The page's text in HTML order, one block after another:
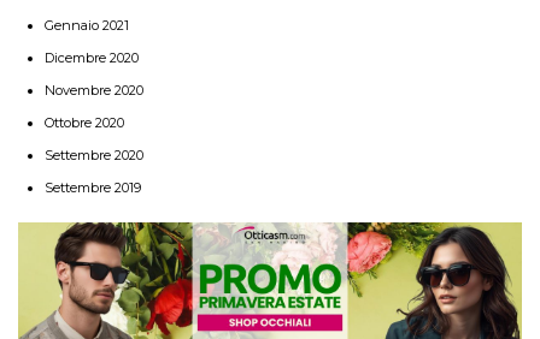
Gennaio 2021
Dicembre 2020
Novembre 2020
Ottobre 2020
Settembre 2020
Settembre 2019